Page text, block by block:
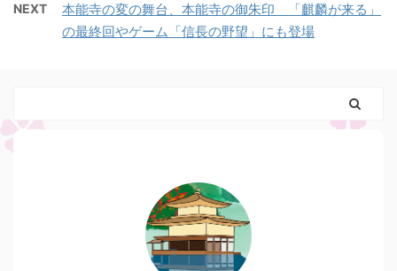
NEXT
本能寺の変の舞台、本能寺の御朱印 「麒麟が来る」
の最終回やゲーム「信長の野望」にも登場